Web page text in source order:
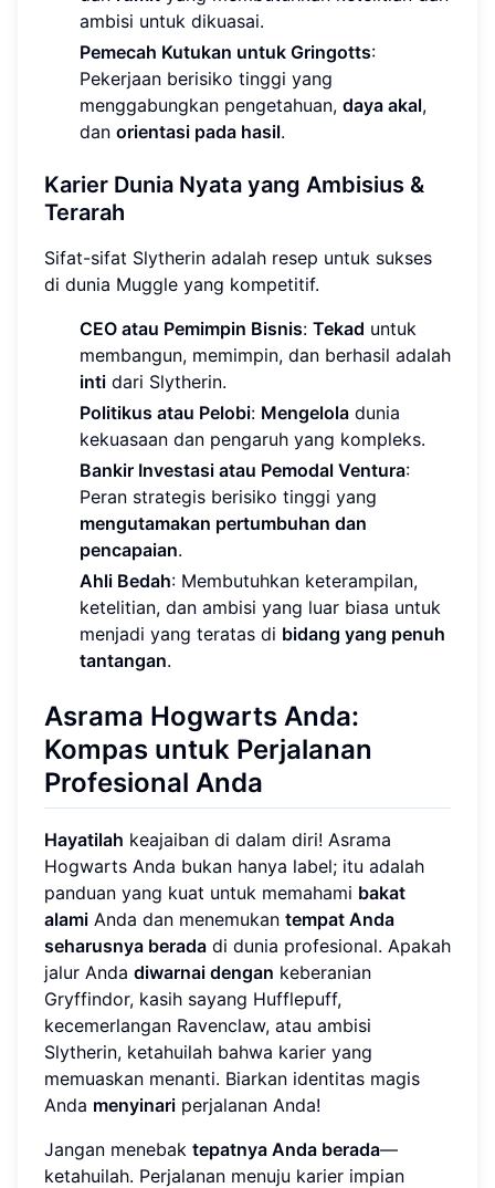
ambisi untuk dikuasai.
Pemecah Kutukan untuk Gringotts:
Pekerjaan berisiko tinggi yang
menggabungkan pengetahuan, daya akal,
dan orientasi pada hasil.
Karier Dunia Nyata yang Ambisius &
Terarah
Sifat-sifat Slytherin adalah resep untuk sukses
di dunia Muggle yang kompetitif.
CEO atau Pemimpin Bisnis: Tekad untuk
membangun, memimpin, dan berhasil adalah
inti dari Slytherin.
Politikus atau Pelobi: Mengelola dunia
kekuasaan dan pengaruh yang kompleks.
Bankir Investasi atau Pemodal Ventura:
Peran strategis berisiko tinggi yang
mengutamakan pertumbuhan dan
pencapaian.
Ahli Bedah: Membutuhkan keterampilan,
ketelitian, dan ambisi yang luar biasa untuk
menjadi yang teratas di bidang yang penuh
tantangan.
Asrama Hogwarts Anda:
Kompas untuk Perjalanan
Profesional Anda
Hayatilah keajaiban di dalam diri! Asrama
Hogwarts Anda bukan hanya label; itu adalah
panduan yang kuat untuk memahami bakat
alami Anda dan menemukan tempat Anda
seharusnya berada di dunia profesional. Apakah
jalur Anda diwarnai dengan keberanian
Gryffindor, kasih sayang Hufflepuff,
kecemerlangan Ravenclaw, atau ambisi
Slytherin, ketahuilah bahwa karier yang
memuaskan menanti. Biarkan identitas magis
Anda menyinari perjalanan Anda!
Jangan menebak tepatnya Anda berada—
ketahuilah. Perjalanan menuju karier impian